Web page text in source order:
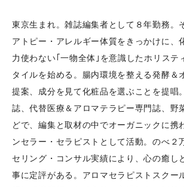
東京生まれ。雑誌編集者として８年勤務。
アトピー・アレルギー体質をきっかけに、
力使わない｢一物全体｣を意識したホリステ
タイルを始める。腸内環境を整える発酵＆
提案、成分を見て化粧品を選ぶことを提唱
誌、代替医療＆アロマテラピー専門誌、野
どで、編集と取材の中でオーガニックに携
ンセラー・セラピストとして活動。のべ２
セリング・コンサル実績により、心の癒し
事に定評がある。アロマセラピストスクー